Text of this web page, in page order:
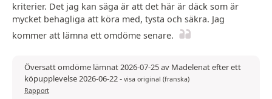
kriterier. Det jag kan säga är att det här är däck som är
mycket behagliga att köra med, tysta och säkra. Jag
kommer att lämna ett omdöme senare.
Översatt omdöme lämnat 2026-07-25 av Madelenat efter ett
köpupplevelse 2026-06-22- visa original (franska)
Rapport